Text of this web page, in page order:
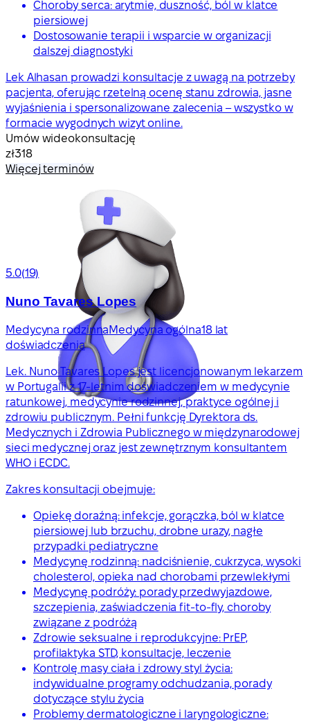
Choroby serca: arytmie, duszność, ból w klatce
piersiowej
Dostosowanie terapii i wsparcie w organizacji
dalszej diagnostyki
Lek Alhasan prowadzi konsultacje z uwagą na potrzeby
pacjenta, oferując rzetelną ocenę stanu zdrowia, jasne
wyjaśnienia i spersonalizowane zalecenia – wszystko w
formacie wygodnych wizyt online.
Umów wideokonsultację
zł318
Więcej terminów
5.0(19)
Nuno Tavares Lopes
Medycyna rodzinnaMedycyna ogólna18 lat
doświadczenia
Lek. Nuno Tavares Lopes jest licencjonowanym lekarzem
w Portugalii z 17-letnim doświadczeniem w medycynie
ratunkowej, medycynie rodzinnej, praktyce ogólnej i
zdrowiu publicznym. Pełni funkcję Dyrektora ds.
Medycznych i Zdrowia Publicznego w międzynarodowej
sieci medycznej oraz jest zewnętrznym konsultantem
WHO i ECDC.
Zakres konsultacji obejmuje:
Opiekę doraźną: infekcje, gorączka, ból w klatce
piersiowej lub brzuchu, drobne urazy, nagłe
przypadki pediatryczne
Medycynę rodzinną: nadciśnienie, cukrzyca, wysoki
cholesterol, opieka nad chorobami przewlekłymi
Medycynę podróży: porady przedwyjazdowe,
szczepienia, zaświadczenia fit-to-fly, choroby
związane z podróżą
Zdrowie seksualne i reprodukcyjne: PrEP,
profilaktyka STD, konsultacje, leczenie
Kontrolę masy ciała i zdrowy styl życia:
indywidualne programy odchudzania, porady
dotyczące stylu życia
Problemy dermatologiczne i laryngologiczne: